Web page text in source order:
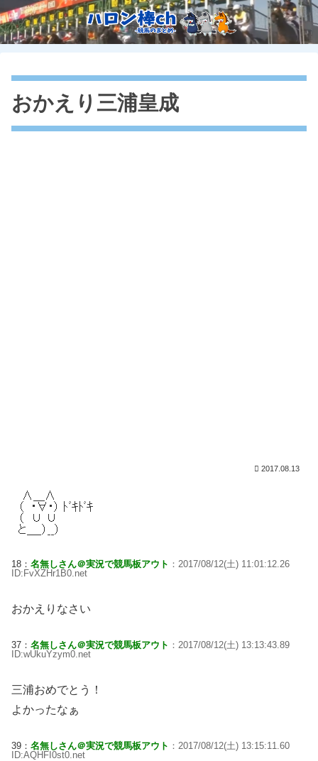
おかえり三浦皇成
2017.08.13
18： 名無しさん＠実況で競馬板アウト ：2017/08/12(土) 11:01:12.26
ID:FvXZHr1B0.net
おかえりなさい
37： 名無しさん＠実況で競馬板アウト ：2017/08/12(土) 13:13:43.89
ID:wUkuYzym0.net
三浦おめでとう！
よかったなぁ
39： 名無しさん＠実況で競馬板アウト ：2017/08/12(土) 13:15:11.60
ID:AQHFI0st0.net